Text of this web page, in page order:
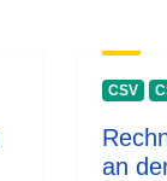
CSV
an